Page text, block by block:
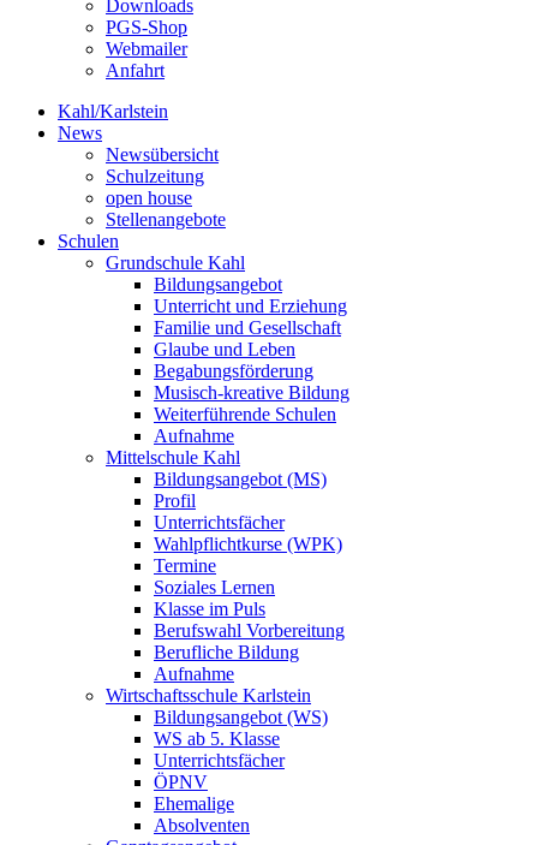
Downloads
PGS-Shop
Webmailer
Anfahrt
Kahl/Karlstein
News
Newsübersicht
Schulzeitung
open house
Stellenangebote
Schulen
Grundschule Kahl
Bildungsangebot
Unterricht und Erziehung
Familie und Gesellschaft
Glaube und Leben
Begabungsförderung
Musisch-kreative Bildung
Weiterführende Schulen
Aufnahme
Mittelschule Kahl
Bildungsangebot (MS)
Profil
Unterrichtsfächer
Wahlpflichtkurse (WPK)
Termine
Soziales Lernen
Klasse im Puls
Berufswahl Vorbereitung
Berufliche Bildung
Aufnahme
Wirtschaftsschule Karlstein
Bildungsangebot (WS)
WS ab 5. Klasse
Unterrichtsfächer
ÖPNV
Ehemalige
Absolventen